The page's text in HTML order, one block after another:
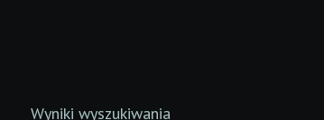
Wyniki wyszukiwania